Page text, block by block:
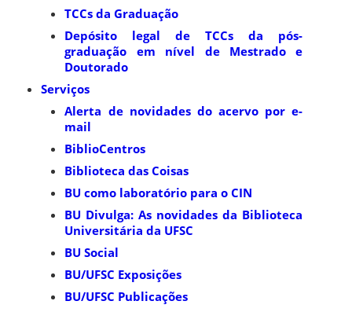
TCCs da Graduação
Depósito legal de TCCs da pós-
graduação em nível de Mestrado e
Doutorado
Serviços
Alerta de novidades do acervo por e-
mail
BiblioCentros
Biblioteca das Coisas
BU como laboratório para o CIN
BU Divulga: As novidades da Biblioteca
Universitária da UFSC
BU Social
BU/UFSC Exposições
BU/UFSC Publicações